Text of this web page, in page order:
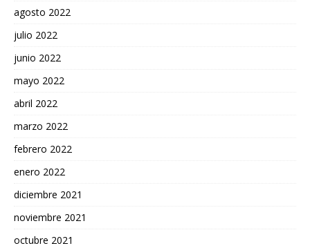
agosto 2022
julio 2022
junio 2022
mayo 2022
abril 2022
marzo 2022
febrero 2022
enero 2022
diciembre 2021
noviembre 2021
octubre 2021